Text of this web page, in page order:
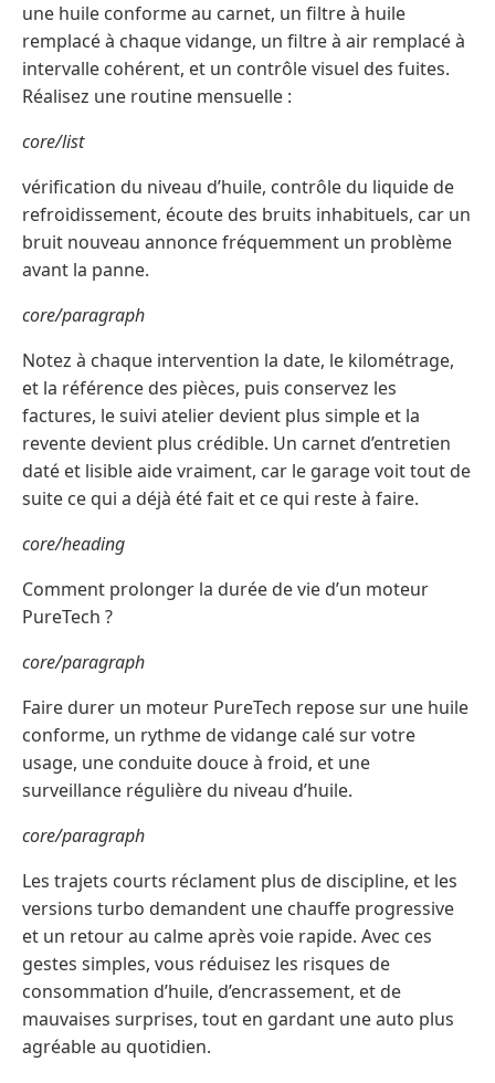
une huile conforme au carnet, un filtre à huile
remplacé à chaque vidange, un filtre à air remplacé à
intervalle cohérent, et un contrôle visuel des fuites.
Réalisez une routine mensuelle :
core/list
vérification du niveau d’huile, contrôle du liquide de
refroidissement, écoute des bruits inhabituels, car un
bruit nouveau annonce fréquemment un problème
avant la panne.
core/paragraph
Notez à chaque intervention la date, le kilométrage,
et la référence des pièces, puis conservez les
factures, le suivi atelier devient plus simple et la
revente devient plus crédible. Un carnet d’entretien
daté et lisible aide vraiment, car le garage voit tout de
suite ce qui a déjà été fait et ce qui reste à faire.
core/heading
Comment prolonger la durée de vie d’un moteur
PureTech ?
core/paragraph
Faire durer un moteur PureTech repose sur une huile
conforme, un rythme de vidange calé sur votre
usage, une conduite douce à froid, et une
surveillance régulière du niveau d’huile.
core/paragraph
Les trajets courts réclament plus de discipline, et les
versions turbo demandent une chauffe progressive
et un retour au calme après voie rapide. Avec ces
gestes simples, vous réduisez les risques de
consommation d’huile, d’encrassement, et de
mauvaises surprises, tout en gardant une auto plus
agréable au quotidien.